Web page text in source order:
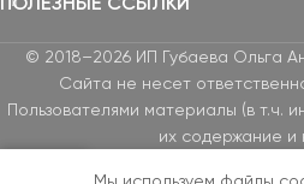
© 2018–2026 ИП Губаева Ольга
Сайта не несет
Пользователями материалы (в т.ч.
их содержание и
Мы используем файлы